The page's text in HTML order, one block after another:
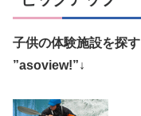
子供の体験施設を探す
”asoview!”↓